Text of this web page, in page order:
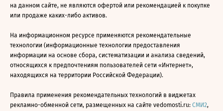
на данном сайте, не являются офертой или рекомендацией к покупке
или продаже каких-либо активов.
На информационном ресурсе применяются рекомендательные
технологии (информационные технологии предоставления
информации на основе сбора, систематизации и анализа сведений,
относящихся к предпочтениям пользователей сети «Интернет»,
находящихся на территории Российской Федерации).
Правила применения рекомендательных технологий в виджетах
рекламно-обменной сети, размещенных на сайте vedomosti.ru: СМИ2,